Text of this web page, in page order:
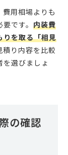
用相場よりも
です。 内装費
りを取る「相見
り内容を比較
を選びましょ
の確認